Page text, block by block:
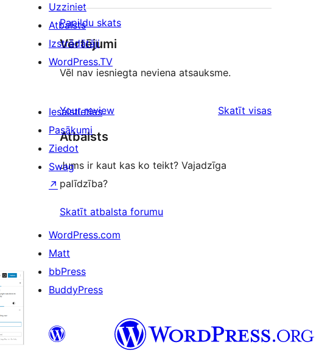
Papildu skats
Vērtējumi
Vēl nav iesniegta neviena atsauksme.
Your review Skatīt visasatsauksmes
Atbalsts
Jums ir kaut kas ko teikt? Vajadzīga
palīdzība?
Skatīt atbalsta forumu
Uzziniet
Atbalsts
Izstrādātāji
WordPress.TV
Iesaistieties
Pasākumi
Ziedot
Swag
↗
WordPress.com
Matt
bbPress
BuddyPress